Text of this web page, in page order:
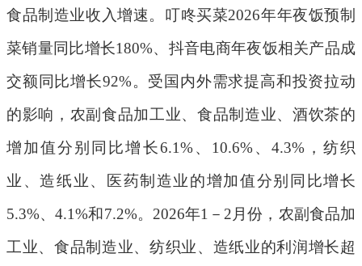
食品制造业收入增速。叮咚买菜2026年年夜饭预制
菜销量同比增长180%、抖音电商年夜饭相关产品成
交额同比增长92%。受国内外需求提高和投资拉动
的影响，农副食品加工业、食品制造业、酒饮茶的
增加值分别同比增长6.1%、 10.6%、 4.3%，纺织
业、造纸业、医药制造业的增加值分别同比增长
5.3%、4.1%和7.2%。 2026年1 － 2 月份，农副食品加
工业、食品制造业、纺织业、造纸业的利润增长超